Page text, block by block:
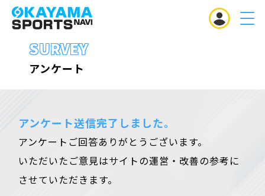
MENU
SURVEY
アンケート
アンケート送信完了しました。
アンケートご回答ありがとうございます。
いただいたご意見はサイトの運営・改善の参考に
させていただきます。